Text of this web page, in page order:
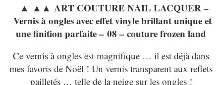
▲ ▲▲ ART COUTURE NAIL LACQUER –
Vernis à ongles avec effet vinyle brillant unique et
une finition parfaite – 08 – couture frozen land
Ce vernis à ongles est magnifique … il est déjà dans
mes favoris de Noël ! Un vernis transparent aux reflets
pailletés … telle de la neige sur les ongles !